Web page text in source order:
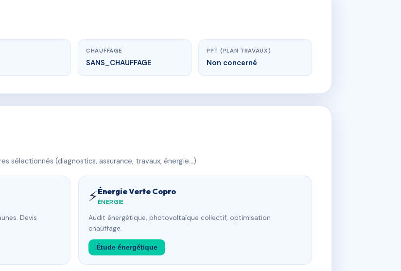
CHAUFFAGE
SANS_CHAUFFAGE
PPT (PLAN TRAVAUX)
Non concerné
sélectionnés (diagnostics, assurance, travaux, énergie…).
Devis
⚡Énergie Verte Copro
ÉNERGIE
Audit énergétique, photovoltaïque collectif, optimisation
chauffage.
Étude énergétique